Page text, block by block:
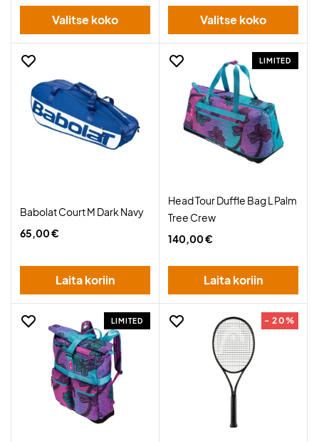
Valitse koko Valitse koko
Babolat Court M Dark Navy
65,00 €
Laita koriin
LIMITED
Head Tour Duffle Bag L Palm
Tree Crew
140,00 €
Laita koriin
LIMITED - 20%